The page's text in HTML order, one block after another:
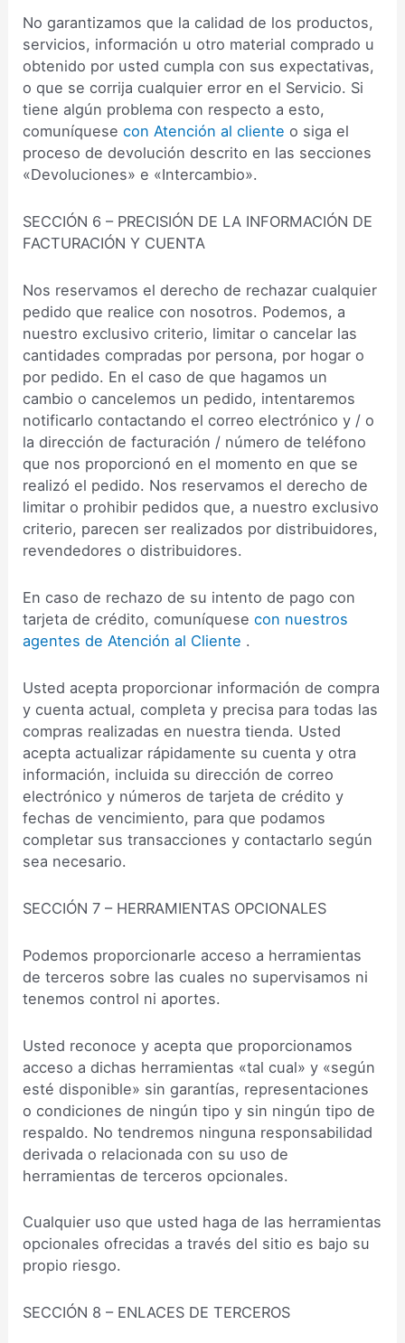
No garantizamos que la calidad de los productos,
servicios, información u otro material comprado u
obtenido por usted cumpla con sus expectativas,
o que se corrija cualquier error en el Servicio. Si
tiene algún problema con respecto a esto,
comuníquese con Atención al cliente o siga el
proceso de devolución descrito en las secciones
«Devoluciones» e «Intercambio».
SECCIÓN 6 – PRECISIÓN DE LA INFORMACIÓN DE
FACTURACIÓN Y CUENTA
Nos reservamos el derecho de rechazar cualquier
pedido que realice con nosotros. Podemos, a
nuestro exclusivo criterio, limitar o cancelar las
cantidades compradas por persona, por hogar o
por pedido. En el caso de que hagamos un
cambio o cancelemos un pedido, intentaremos
notificarlo contactando el correo electrónico y / o
la dirección de facturación / número de teléfono
que nos proporcionó en el momento en que se
realizó el pedido. Nos reservamos el derecho de
limitar o prohibir pedidos que, a nuestro exclusivo
criterio, parecen ser realizados por distribuidores,
revendedores o distribuidores.
En caso de rechazo de su intento de pago con
tarjeta de crédito, comuníquese con nuestros
agentes de Atención al Cliente .
Usted acepta proporcionar información de compra
y cuenta actual, completa y precisa para todas las
compras realizadas en nuestra tienda. Usted
acepta actualizar rápidamente su cuenta y otra
información, incluida su dirección de correo
electrónico y números de tarjeta de crédito y
fechas de vencimiento, para que podamos
completar sus transacciones y contactarlo según
sea necesario.
SECCIÓN 7 – HERRAMIENTAS OPCIONALES
Podemos proporcionarle acceso a herramientas
de terceros sobre las cuales no supervisamos ni
tenemos control ni aportes.
Usted reconoce y acepta que proporcionamos
acceso a dichas herramientas «tal cual» y «según
esté disponible» sin garantías, representaciones
o condiciones de ningún tipo y sin ningún tipo de
respaldo. No tendremos ninguna responsabilidad
derivada o relacionada con su uso de
herramientas de terceros opcionales.
Cualquier uso que usted haga de las herramientas
opcionales ofrecidas a través del sitio es bajo su
propio riesgo.
SECCIÓN 8 – ENLACES DE TERCEROS